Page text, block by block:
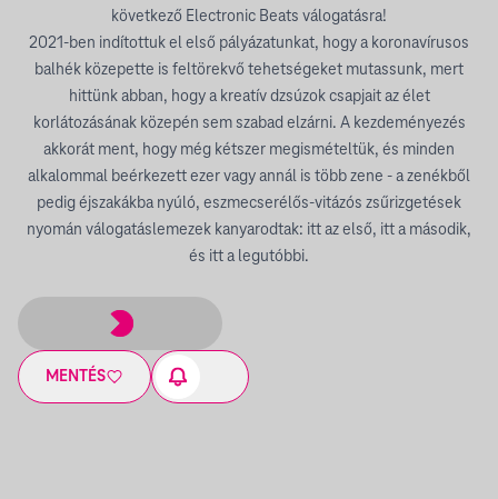
következő Electronic Beats válogatásra!
2021-ben indítottuk el első pályázatunkat, hogy a koronavírusos
balhék közepette is feltörekvő tehetségeket mutassunk, mert
hittünk abban, hogy a kreatív dzsúzok csapjait az élet
korlátozásának közepén sem szabad elzárni. A kezdeményezés
akkorát ment, hogy még kétszer megismételtük, és minden
alkalommal beérkezett ezer vagy annál is több zene - a zenékből
pedig éjszakákba nyúló, eszmecserélős-vitázós zsűrizgetések
nyomán válogatáslemezek kanyarodtak: itt az első, itt a második,
és itt a legutóbbi.
MENTÉS